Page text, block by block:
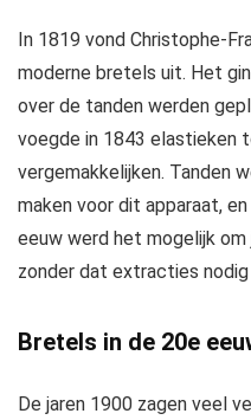
In 1819 vond Christophe-
moderne bretels uit. Het
over de tanden werden
voegde in 1843 elastieken
vergemakkelijken. Tanden
maken voor dit apparaat,
eeuw werd het mogelijk
zonder dat extracties nodig
Bretels in de 20e
De jaren 1900 zagen veel